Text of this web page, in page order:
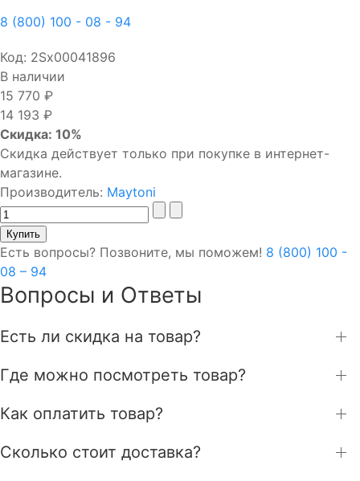
8 (800) 100 - 08 - 94
Код: 2Sх00041896
В наличии
15 770 ₽
14 193 ₽
Скидка: 10%
Скидка действует только при покупке в интернет-
магазине.
Производитель: Maytoni
Есть вопросы? Позвоните, мы поможем! 8 (800) 100 -
08 – 94
Вопросы и Ответы
Есть ли скидка на товар?
Где можно посмотреть товар?
Как оплатить товар?
Сколько стоит доставка?